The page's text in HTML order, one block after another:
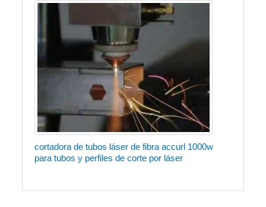
cortadora de tubos láser de fibra accurl 1000w
para tubos y perfiles de corte por láser